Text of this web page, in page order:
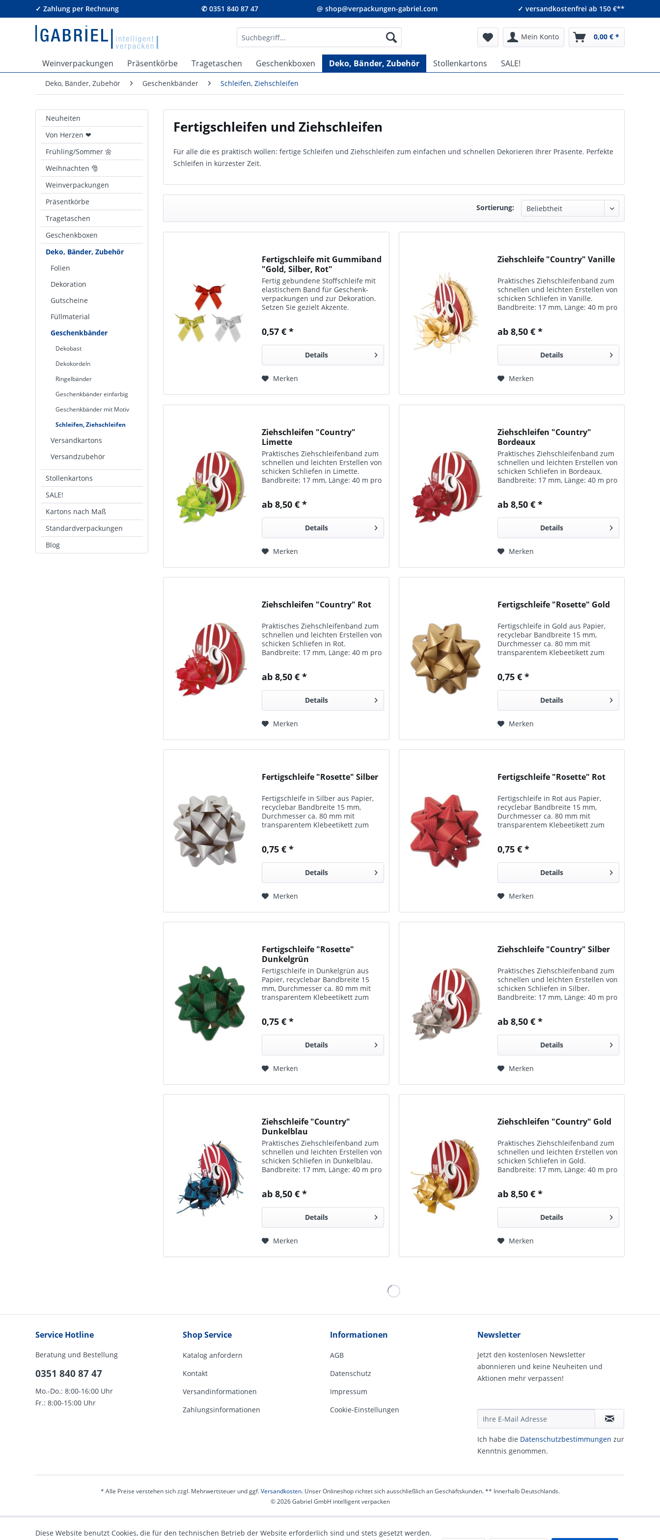
✓ Zahlung per Rechnung ✆ 0351 840 87 47 @ shop@verpackungen-gabriel.com ✓ versandkostenfrei ab 150 €**
Mein Konto 0,00 € *
Weinverpackungen Präsentkörbe Tragetaschen Geschenkboxen Deko, Bänder, Zubehör Stollenkartons SALE!
Deko, Bänder, Zubehör Geschenkbänder Schleifen, Ziehschleifen
Neuheiten
Von Herzen ❤
Frühling/Sommer 🌼
Weihnachten 🎅
Weinverpackungen
Präsentkörbe
Tragetaschen
Geschenkboxen
Deko, Bänder, Zubehör
Folien
Dekoration
Gutscheine
Füllmaterial
Geschenkbänder
Dekobast
Dekokordeln
Ringelbänder
Geschenkbänder einfarbig
Geschenkbänder mit Motiv
Schleifen, Ziehschleifen
Versandkartons
Versandzubehör
Stollenkartons
SALE!
Kartons nach Maß
Standardverpackungen
Blog
Fertigschleifen und Ziehschleifen
Für alle die es praktisch wollen: fertige Schleifen und Ziehschleifen zum einfachen und schnellen Dekorieren Ihrer Präsente. Perfekte
Schleifen in kürzester Zeit.
Sortierung:
Fertigschleife mit Gummiband
"Gold, Silber, Rot"
Fertig gebundene Stoff­schleife mit
elasti­schem Band für Geschenk­
verpackungen und zur Dekoration.
Setzen Sie ge­zielt Ak­zente.
0,57 € *
Details
Merken
Ziehschleife "Country" Vanille
Praktisches Ziehschleifenband zum
schnellen und leichten Erstellen von
schicken Schliefen in Vanille.
Bandbreite: 17 mm, Länge: 40 m pro
ab 8,50 € *
Details
Merken
Ziehschleifen "Country"
Limette
Praktisches Ziehschleifenband zum
schnellen und leichten Erstellen von
schicken Schliefen in Limette.
Bandbreite: 17 mm, Länge: 40 m pro
ab 8,50 € *
Details
Merken
Ziehschleifen "Country"
Bordeaux
Praktisches Ziehschleifenband zum
schnellen und leichten Erstellen von
schicken Schliefen in Bordeaux.
Bandbreite: 17 mm, Länge: 40 m pro
ab 8,50 € *
Details
Merken
Ziehschleifen "Country" Rot
Praktisches Ziehschleifenband zum
schnellen und leichten Erstellen von
schicken Schliefen in Rot.
Bandbreite: 17 mm, Länge: 40 m pro
ab 8,50 € *
Details
Merken
Fertigschleife "Rosette" Gold
Fertigschleife in Gold aus Papier,
recyclebar Bandbreite 15 mm,
Durchmesser ca. 80 mm mit
transparentem Klebeetikett zum
Verschönern Ihrer Präsente. Diese
0,75 € *
Details
Merken
Fertigschleife "Rosette" Silber
Fertigschleife in Silber aus Papier,
recyclebar Bandbreite 15 mm,
Durchmesser ca. 80 mm mit
transparentem Klebeetikett zum
Verschönern Ihrer Präsente. Diese
Schleifen sind...
0,75 € *
Details
Merken
Fertigschleife "Rosette" Rot
Fertigschleife in Rot aus Papier,
recyclebar Bandbreite 15 mm,
Durchmesser ca. 80 mm mit
transparentem Klebeetikett zum
Verschönern Ihrer Präsente. Diese
Schleifen sind...
0,75 € *
Details
Merken
Fertigschleife "Rosette"
Dunkelgrün
Fertigschleife in Dunkelgrün aus
Papier, recyclebar Bandbreite 15
mm, Durchmesser ca. 80 mm mit
transparentem Klebeetikett zum
Verschönern Ihrer Präsente. Diese
Schleifen...
0,75 € *
Details
Merken
Ziehschleife "Country" Silber
Praktisches Ziehschleifenband zum
schnellen und leichten Erstellen von
schicken Schliefen in Silber.
Bandbreite: 17 mm, Länge: 40 m pro
ab 8,50 € *
Details
Merken
Ziehschleife "Country"
Dunkelblau
Praktisches Ziehschleifenband zum
schnellen und leichten Erstellen von
schicken Schliefen in Dunkelblau.
Bandbreite: 17 mm, Länge: 40 m pro
ab 8,50 € *
Details
Merken
Ziehschleifen "Country" Gold
Praktisches Ziehschleifenband zum
schnellen und leichten Erstellen von
schicken Schliefen in Gold.
Bandbreite: 17 mm, Länge: 40 m pro
ab 8,50 € *
Details
Merken
Service Hotline
Beratung und Bestellung
0351 840 87 47
Mo.-Do.: 8:00-16:00 Uhr
Fr.: 8:00-15:00 Uhr
Shop Service
Katalog anfordern
Kontakt
Versandinformationen
Zahlungsinformationen
Informationen
AGB
Datenschutz
Impressum
Cookie-Einstellungen
Newsletter
Jetzt den kostenlosen Newsletter
abonnieren und keine Neuheiten und
Aktionen mehr verpassen!
Ich habe die Daten­schutz­be­stim­mungen zur
Kennt­nis genommen.
* Alle Preise verstehen sich zzgl. Mehrwertsteuer und ggf.Versandkosten. Unser Onlineshop richtet sich ausschließlich an Geschäftskunden. ** Innerhalb Deutschlands.
© 2026 Gabriel GmbH intelligent verpacken
Diese Website benutzt Cookies, die für den technischen Betrieb der Website erforderlich sind und stets gesetzt werden.